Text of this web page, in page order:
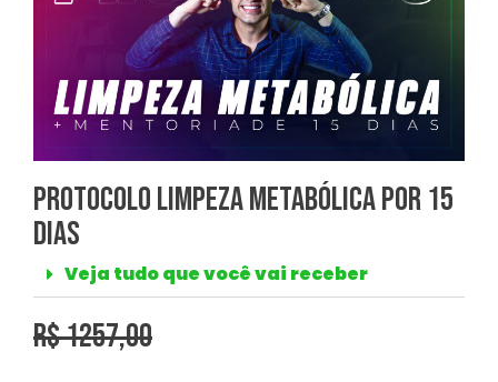
Protocolo Limpeza Metabólica por 15
Dias
Veja tudo que você vai receber
r$ 1257,00